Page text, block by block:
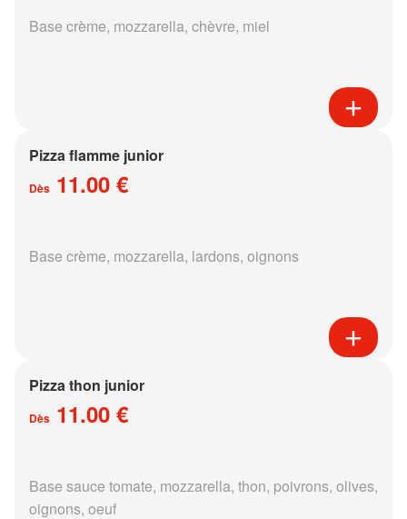
Base crème, mozzarella, chèvre, miel
Pizza flamme junior
Dès 11.00 €
Base crème, mozzarella, lardons, oignons
Pizza thon junior
Dès 11.00 €
Base sauce tomate, mozzarella, thon, poivrons, olives,
oignons, oeuf